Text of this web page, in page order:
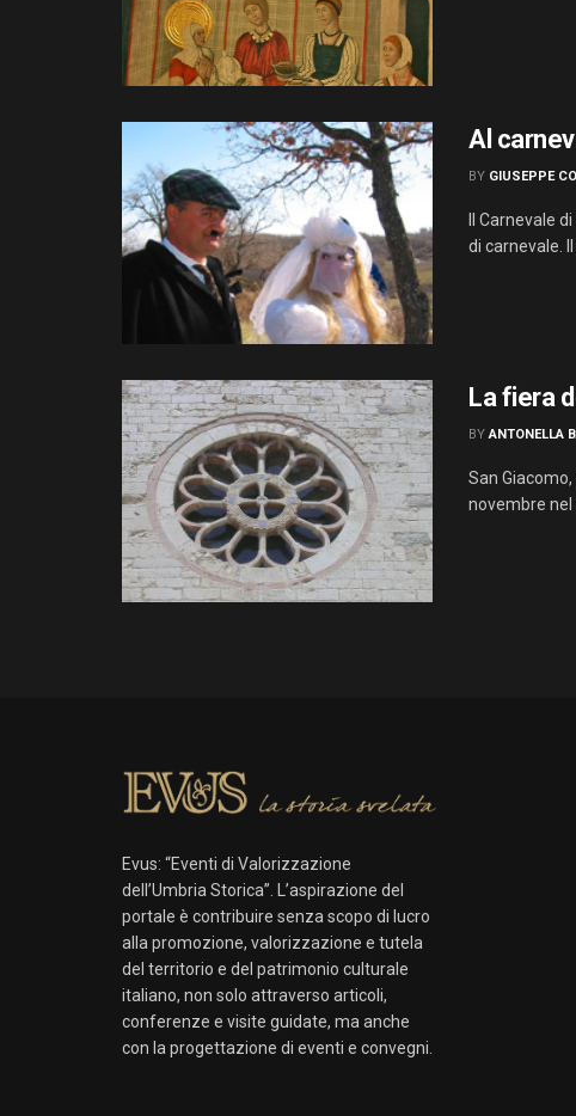
Al
BY GIUSEPPE
Il Carnevale
di carnevale.
La fiera
BY ANTONELLA
San
novembre nel
Evus: “Eventi di Valorizzazione
dell’Umbria Storica”. L’aspirazione del
portale è contribuire senza scopo di lucro
alla promozione, valorizzazione e tutela
del territorio e del patrimonio culturale
italiano, non solo attraverso articoli,
conferenze e visite guidate, ma anche
con la progettazione di eventi e convegni.